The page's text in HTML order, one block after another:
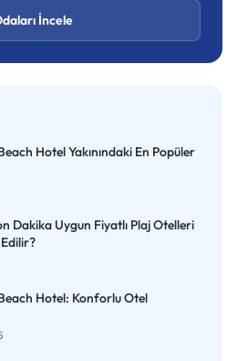
İncele
Hotel Yakınındaki En Popüler
Dakika Uygun Fiyatlı Plaj Otelleri
Edilir?
Hotel: Konforlu Otel